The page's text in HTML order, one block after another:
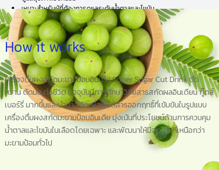
เหมาะสำหรับผู้ที่ต้องการดูแลระดับน้ำตาลและไขมัน
How it works
เครื่องดื่มผงสกัดมะขามป้อมอินเดีย Super Sugar Cut Drink ตัด
หวาน ตัดมัน ต่อชีวิต ปัจจุบันมีการศึกษาวิจัยสารสกัดผลอินเดียน กู๊ดส์
เบอร์รี่ มากขึ้นและนำมาสกัดเพื่อให้ได้สารออกฤทธิ์ที่เข้มข้นในรูปแบบ
เครื่องดื่มผงสกัดมะขามป้อมอินเดีย มุ่งเน้นที่ประโยชน์ด้านการควบคุม
น้ำตาลและไขมันในเลือดโดยเฉพาะ และพัฒนาให้มีจุดเด่นที่เหนือกว่า
มะขามป้อมทั่วไป